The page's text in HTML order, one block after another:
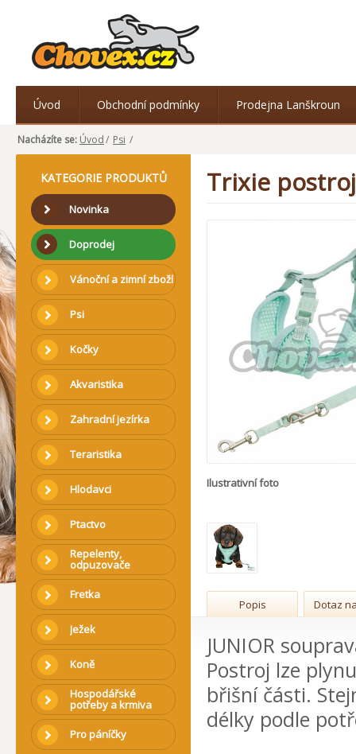
Úvod Obchodní podmínky Prodejna Lanškroun
Nacházíte se: Úvod/ Psi /
KATEGORIE PRODUKTŮ
Novinka
Doprodej
Vánoční a zimní zboží
Psi
Kočky
Akvaristika
Zahradní jezírka
Teraristika
Hlodavci
Ptactvo
Repelenty,
odpuzovače
Fretka
Ježek
Koně
Hospodářské
potřeby a krmiva
Pro páníčky
Trixie
Ilustrativní foto
Popis Dotaz
JUNIOR
Postroj lze
břišní části.
délky podle